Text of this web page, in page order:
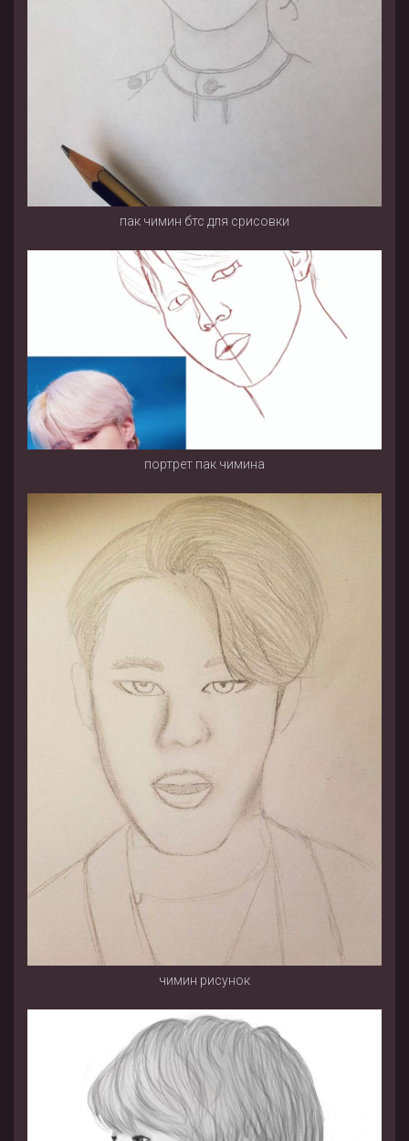
пак чимин бтс для срисовки
портрет пак чимина
чимин рисунок